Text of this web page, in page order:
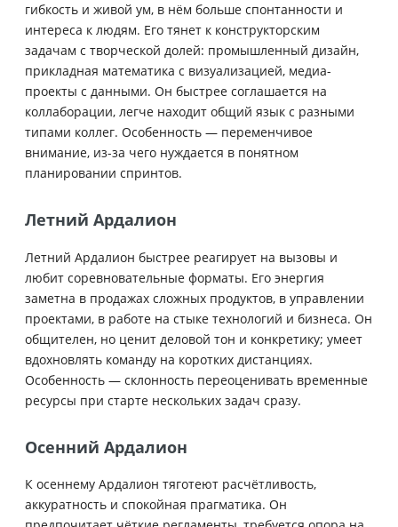
гибкость и живой ум, в нём больше спонтанности и
интереса к людям. Его тянет к конструкторским
задачам с творческой долей: промышленный дизайн,
прикладная математика с визуализацией, медиа-
проекты с данными. Он быстрее соглашается на
коллаборации, легче находит общий язык с разными
типами коллег. Особенность — переменчивое
внимание, из-за чего нуждается в понятном
планировании спринтов.
Летний Ардалион
Летний Ардалион быстрее реагирует на вызовы и
любит соревновательные форматы. Его энергия
заметна в продажах сложных продуктов, в управлении
проектами, в работе на стыке технологий и бизнеса. Он
общителен, но ценит деловой тон и конкретику; умеет
вдохновлять команду на коротких дистанциях.
Особенность — склонность переоценивать временные
ресурсы при старте нескольких задач сразу.
Осенний Ардалион
К осеннему Ардалион тяготеют расчётливость,
аккуратность и спокойная прагматика. Он